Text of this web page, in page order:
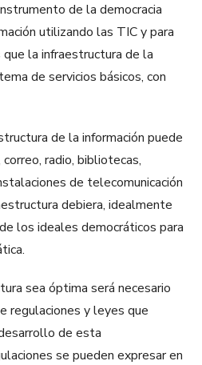
de la democracia
utilizando las TIC y para
la infraestructura de la
de servicios básicos, con
de la información puede
radio, bibliotecas,
de telecomunicación
debiera, idealmente
los ideales democráticos para
sea óptima será necesario
regulaciones y leyes que
de esta
se pueden expresar en